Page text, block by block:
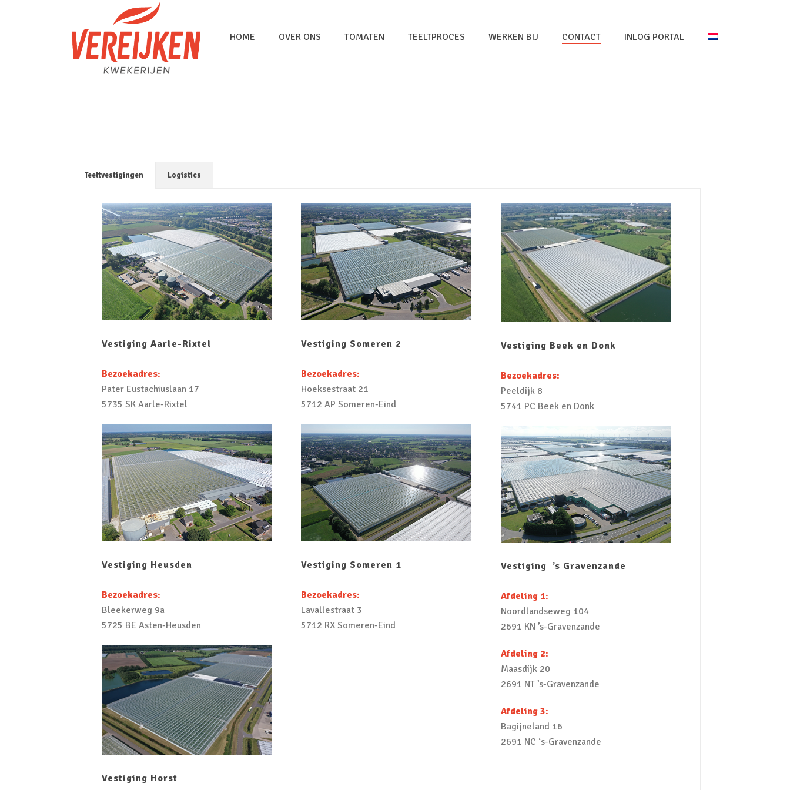
HOME OVER ONS TOMATEN TEELTPROCES WERKEN BIJ CONTACT INLOG PORTAL
Teeltvestigingen Logistics
Vestiging Aarle-Rixtel
Bezoekadres:
Pater Eustachiuslaan 17
5735 SK Aarle-Rixtel
Vestiging Heusden
Bezoekadres:
Bleekerweg 9a
5725 BE Asten-Heusden
Vestiging Horst
Vestiging Someren 2
Bezoekadres:
Hoeksestraat 21
5712 AP Someren-Eind
Vestiging Someren 1
Bezoekadres:
Lavallestraat 3
5712 RX Someren-Eind
Vestiging Beek en Donk
Bezoekadres:
Peeldijk 8
5741 PC Beek en Donk
Vestiging ’s Gravenzande
Afdeling 1:
Noordlandseweg 104
2691 KN ’s-Gravenzande
Afdeling 2:
Maasdijk 20
2691 NT ’s-Gravenzande
Afdeling 3:
Bagijneland 16
2691 NC ‘s-Gravenzande